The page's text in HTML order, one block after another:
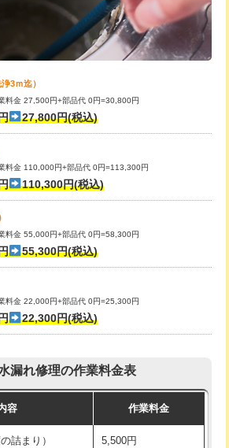
工事/3ｍまで） 55,000円
水管工事/3ｍ超
・埋め戻し作業）
満）
以上） 66,000円
さ10㎝まで）
厚さ10㎝超え）
㎝まで）
10㎝超え）
16,500円
現場見積
処理・清掃・修
など（軽作業）
11,000円
水処理・清掃・修
など（中作業）
22,000円
水処理・清掃・修
工など（重作業）
33,000円
22,000円+材料費
付・デッキ
（壁付・デッキ
16,500円+材料費
排水トラップ
品） 11,000円+材料費
） 13,200円
栓） 16,500円
3ｍ迄）
料金 27,500円+部品代 0円=30,800円
27,800円(税込)
料金 110,000円+部品代 0円=113,300円
110,300円(税込)
料金 55,000円+部品代 0円=58,300円
55,300円(税込)
料金 22,000円+部品代 0円=25,300円
22,300円(税込)
漏れ修理の作業料金表
容 作業料金
詰まり） 5,500円